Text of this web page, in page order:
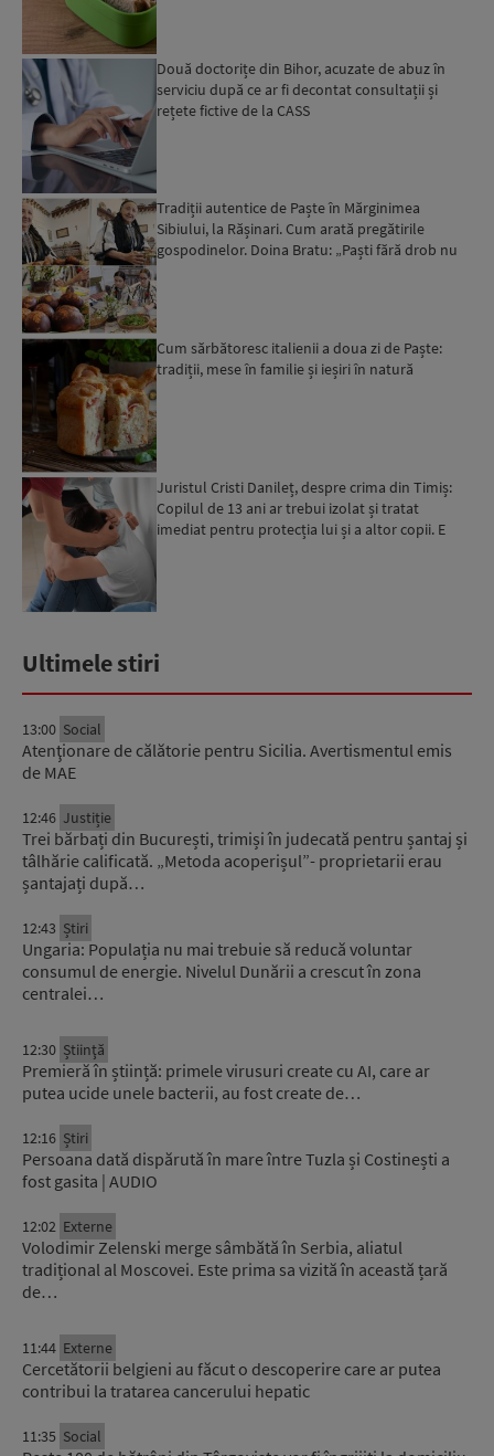
Două doctorițe din Bihor, acuzate de abuz în
serviciu după ce ar fi decontat consultații și
rețete fictive de la CASS
Tradiții autentice de Paște în Mărginimea
Sibiului, la Rășinari. Cum arată pregătirile
gospodinelor. Doina Bratu: „Paști fără drob nu
Cum sărbătoresc italienii a doua zi de Paște:
tradiții, mese în familie și ieșiri în natură
Juristul Cristi Danileț, despre crima din Timiș:
Copilul de 13 ani ar trebui izolat și tratat
imediat pentru protecția lui și a altor copii. E
Ultimele stiri
13:00 Social
Atenţionare de călătorie pentru Sicilia. Avertismentul emis
de MAE
12:46 Justiție
Trei bărbați din București, trimiși în judecată pentru șantaj și
tâlhărie calificată. „Metoda acoperișul”- proprietarii erau
șantajați după…
12:43 Știri
Ungaria: Populația nu mai trebuie să reducă voluntar
consumul de energie. Nivelul Dunării a crescut în zona
centralei…
12:30 Știinţă
Premieră în știință: primele virusuri create cu AI, care ar
putea ucide unele bacterii, au fost create de…
12:16 Știri
Persoana dată dispărută în mare între Tuzla și Costinești a
fost gasita | AUDIO
12:02 Externe
Volodimir Zelenski merge sâmbătă în Serbia, aliatul
tradițional al Moscovei. Este prima sa vizită în această țară
de…
11:44 Externe
Cercetătorii belgieni au făcut o descoperire care ar putea
contribui la tratarea cancerului hepatic
11:35 Social